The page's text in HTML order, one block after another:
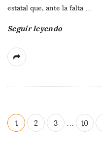
estatal que, ante la falta …
Seguir leyendo
P
a
1 2 3 … 10